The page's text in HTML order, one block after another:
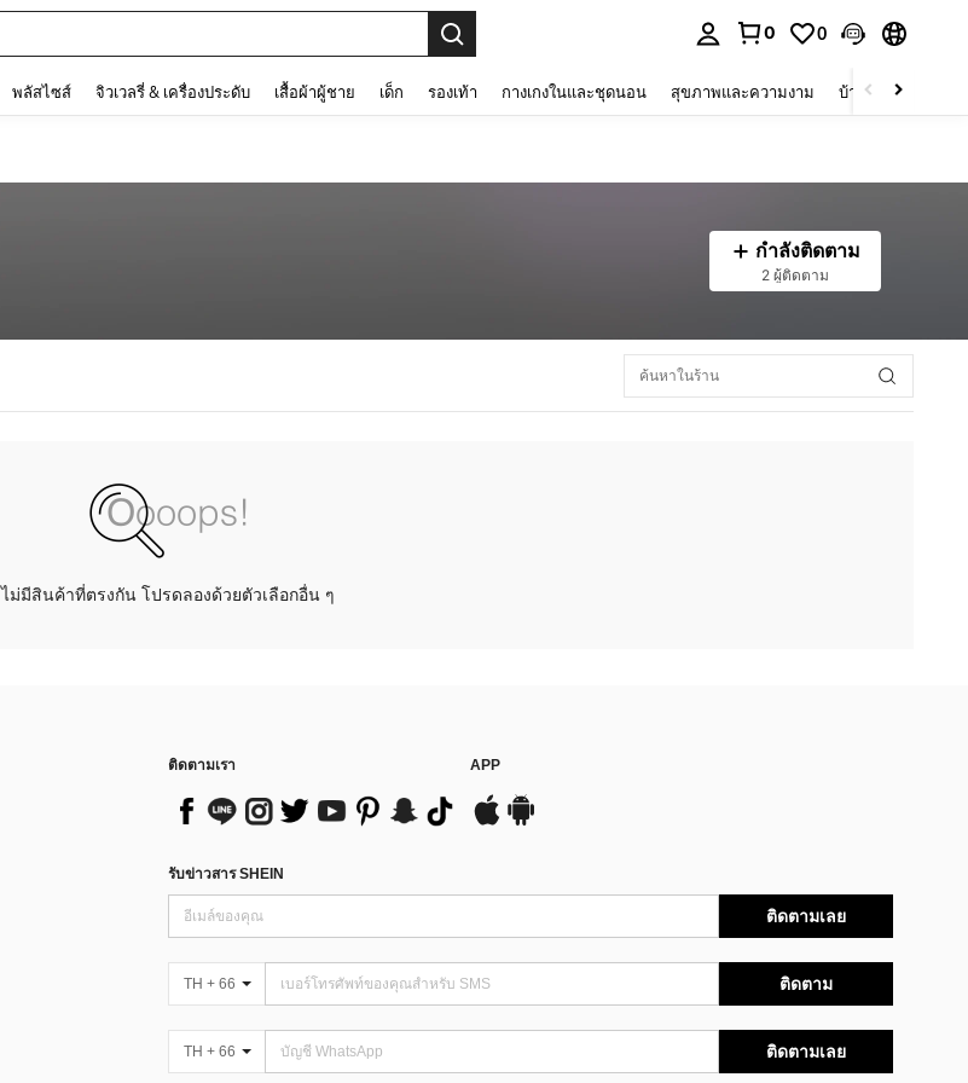
0 0
พลัสไซส์ จิวเวลรี่ & เครื่องประดับ เสื้อผ้าผู้ชาย เด็ก รองเท้า กางเกงในและชุดนอน สุขภาพและความงาม บ้านและที่อยู่อาศัย
กำลังติดตาม
2 ผู้ติดตาม
ไม่มีสินค้าที่ตรงกัน โปรดลองด้วยตัวเลือกอื่น ๆ
ติดตามเรา APP
รับข่าวสาร SHEIN
ติดตามเลย
TH + 66 ติดตาม
TH + 66 ติดตามเลย